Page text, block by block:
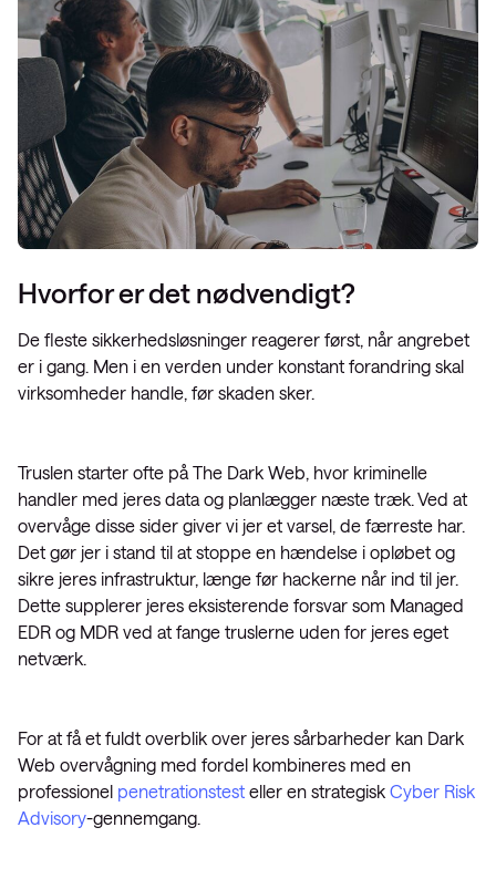
Hvorfor er det nødvendigt?
De fleste sikkerhedsløsninger reagerer først, når angrebet
er i gang. Men i en verden under konstant forandring skal
virksomheder handle, før skaden sker.
Truslen starter ofte på The Dark Web, hvor kriminelle
handler med jeres data og planlægger næste træk. Ved at
overvåge disse sider giver vi jer et varsel, de færreste har.
Det gør jer i stand til at stoppe en hændelse i opløbet og
sikre jeres infrastruktur, længe før hackerne når ind til jer.
Dette supplerer jeres eksisterende forsvar som Managed
EDR og MDR ved at fange truslerne uden for jeres eget
netværk.
For at få et fuldt overblik over jeres sårbarheder kan Dark
Web overvågning med fordel kombineres med en
professionel penetrationstest eller en strategisk Cyber Risk
Advisory-gennemgang.